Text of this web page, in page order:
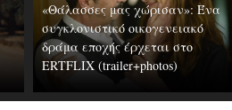
«Θάλασσες μας χώρισαν»: Ένα
συγκλονιστικό οικογενειακό
δράμα εποχής έρχεται στο
ERTFLIX (trailer+photos)